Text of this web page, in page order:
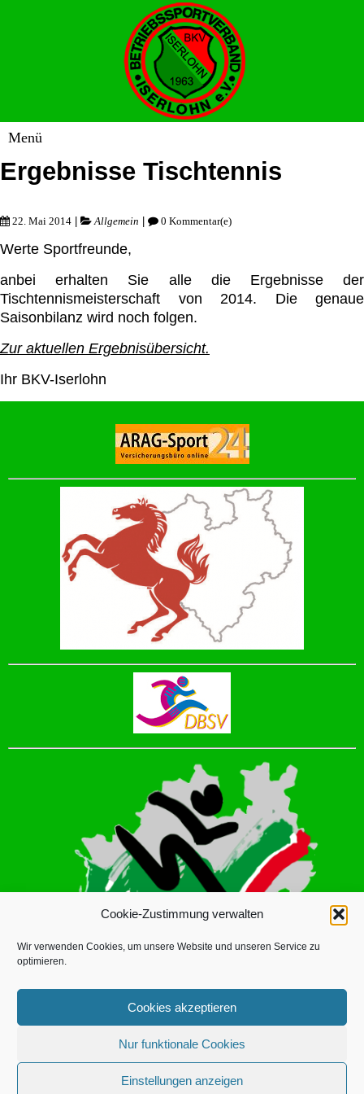
Cookie-Zustimmung verwalten
Wir verwenden Cookies, um unsere Website und unseren Service zu
optimieren.
Cookies akzeptieren
Nur funktionale Cookies
Einstellungen anzeigen
Ergebnisse Tischtennis
22. Mai 2014 Allgemein 0 Kommentar(e)
Werte Sportfreunde,
anbei erhalten Sie alle die Ergebnisse der
Tischtennismeisterschaft von 2014. Die genaue
Saisonbilanz wird noch folgen.
Zur aktuellen Ergebnisübersicht.
Ihr BKV-Iserlohn
© 2026 | BETRIEBSSPORTVERBAND ISERLOHN
DATENSCHUTZERKLÄRUNG